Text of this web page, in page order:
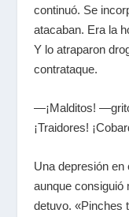
continuó. Se
atacaban. Era la
Y lo atraparon
contrataque.
—¡Malditos!
¡Traidores!
Una depresión en
aunque consiguió
detuvo. «Pinches